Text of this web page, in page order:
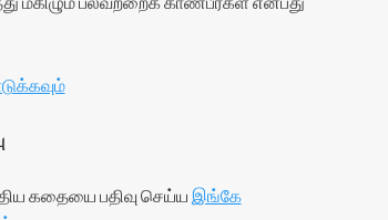
கதையை பதிவு செய்ய இங்கே